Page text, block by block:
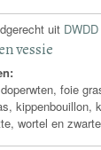
uit
vessie
foie
kippenbouillon,
wortel en